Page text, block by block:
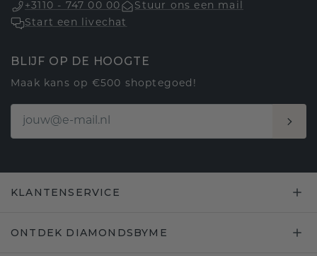
+3110 - 747 00 00
Stuur ons een mail
Start een livechat
BLIJF OP DE HOOGTE
Maak kans op €500 shoptegoed!
KLANTENSERVICE
ONTDEK DIAMONDSBYME